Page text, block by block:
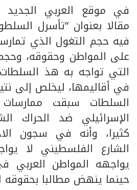
في موقع العربي الجديد
مقالا بعنوان “تأسرل
فيه حجم التغول الذي
على المواطن وحقوقه،
التي تواجه به هذ
في أقاليمها، ليخلص إلى
السلطات سبقت ممارسات
الإسرائيلي ضد الحراك
كثيرا، وأنه في سجون
الشارع الفلسطيني لا
يواجهه المواطن العربي
حينما ينهض مطالبا بحقوقه